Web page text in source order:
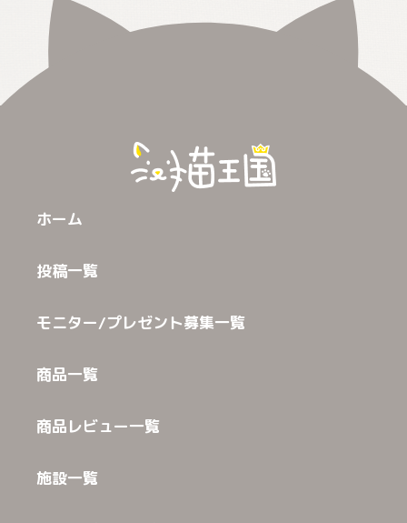
ホーム
投稿一覧
モニター/プレゼント募集一覧
商品一覧
商品レビュー一覧
施設一覧